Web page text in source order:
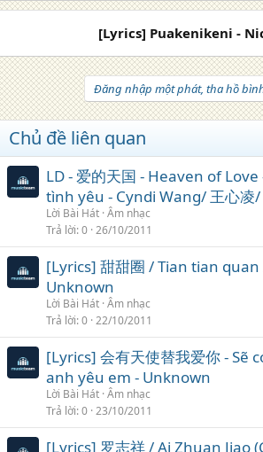
[Lyrics] Puakenikeni -
Đăng nhập một phát, tha hồ
Chủ đề liên quan
LD - 爱的天国 - Heaven of
tình yêu - Cyndi Wang/ 王心凌
Lời Bài Hát Âm nhạc
Trả lời 0 26/10/2011
[Lyrics] 甜甜圈 / Tian tian
Unknown
Lời Bài Hát Âm nhạc
Trả lời 0 22/10/2011
[Lyrics] 会有天使替我爱你 - Sẽ
anh yêu em - Unknown
Lời Bài Hát Âm nhạc
Trả lời 0 23/10/2011
[Lyrics] 罗志祥 / Ai Zhuan Jiao